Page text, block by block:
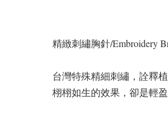
精緻刺繡胸針/Embroidery
台灣特殊精細刺繡，詮釋
栩栩如生的效果，卻是輕